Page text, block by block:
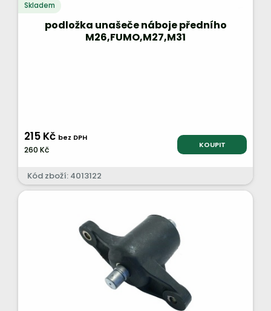
Skladem
podložka unašeče náboje předního
M26,FUMO,M27,M31
215 Kč bez DPH
260 Kč KOUPIT
Kód zboží: 4013122